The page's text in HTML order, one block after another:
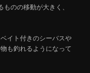
のの移動が大きく、
イト付きのシーバスや
も釣れるようになって